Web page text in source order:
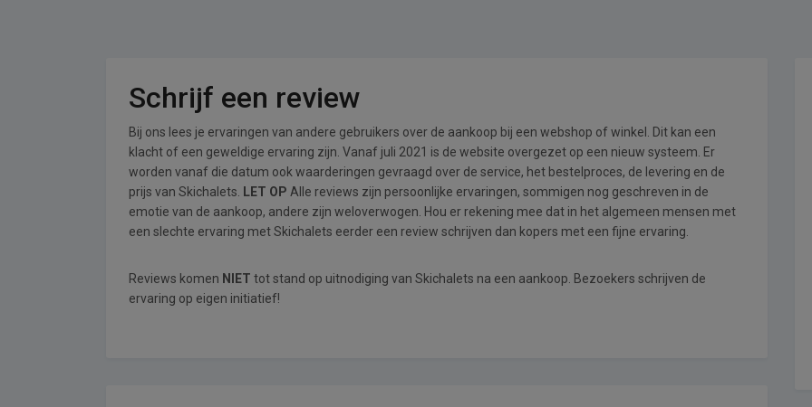
Schrijf een review
Bij ons lees je ervaringen van andere gebruikers over de aankoop bij een webshop of winkel. Dit kan een
klacht of een geweldige ervaring zijn. Vanaf juli 2021 is de website overgezet op een nieuw systeem. Er
worden vanaf die datum ook waarderingen gevraagd over de service, het bestelproces, de levering en de
prijs van Skichalets.
LET OP Alle reviews zijn persoonlijke ervaringen, sommigen nog geschreven in de
emotie van de aankoop, andere zijn weloverwogen. Hou er rekening mee dat in het algemeen mensen met
een slechte ervaring met Skichalets eerder een review schrijven dan kopers met een fijne ervaring.
Reviews komen NIET tot stand op uitnodiging van Skichalets na een aankoop. Bezoekers schrijven de
ervaring op eigen initiatief!